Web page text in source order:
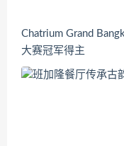
Chatrium Grand
大赛冠军得主